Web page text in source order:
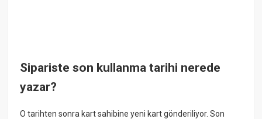
Sipariste son kullanma tarihi nerede
yazar?
O tarihten sonra kart sahibine yeni kart gönderiliyor. Son